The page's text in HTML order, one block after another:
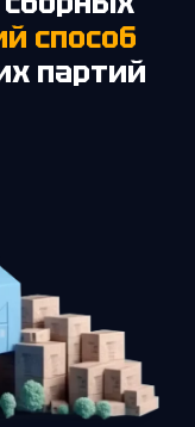
способ
партий